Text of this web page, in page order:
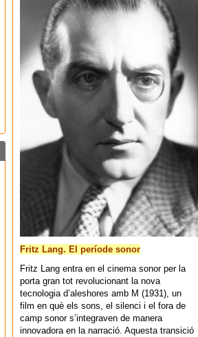
Fritz Lang. El període sonor
Fritz Lang entra en el cinema sonor per la
porta gran tot revolucionant la nova
tecnologia d’aleshores amb M (1931), un
film en què els sons, el silenci i el fora de
camp sonor s’integraven de manera
innovadora en la narració. Aquesta transició